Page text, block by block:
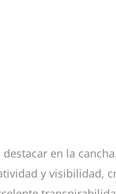
en la
y visibilidad,